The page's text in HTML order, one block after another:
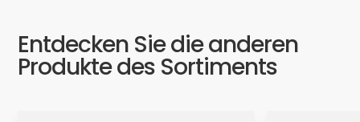
Entdecken Sie die anderen
Produkte des Sortiments